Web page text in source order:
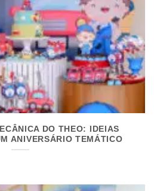
DO THEO: IDEIAS
ANIVERSÁRIO TEMÁTICO